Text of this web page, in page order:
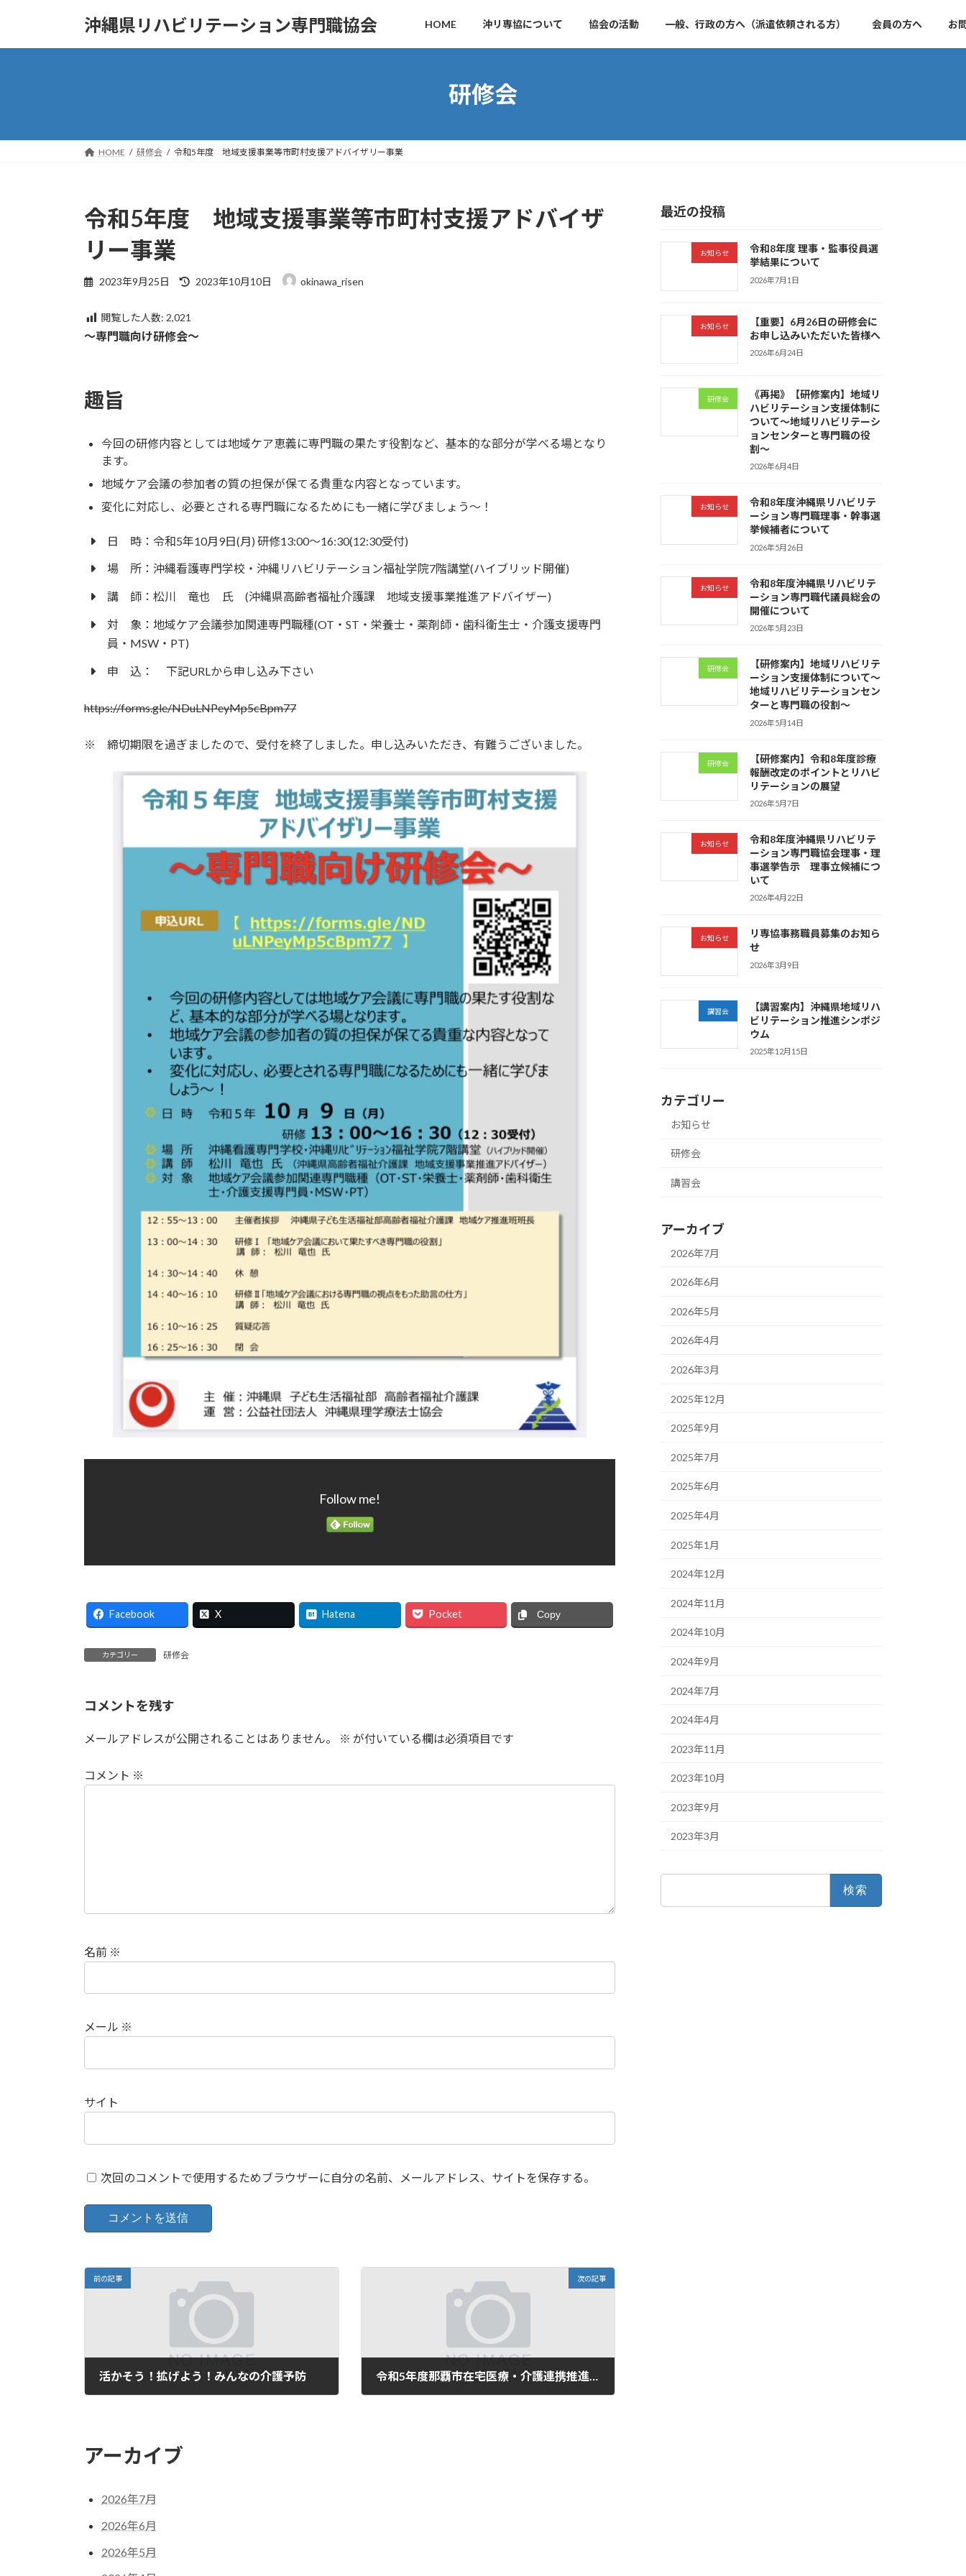
沖縄県リハビリテーション専門職協会 HOME 沖リ専協について 協会の活動 一般、行政の方へ（派遣依頼される方） 会員の方へ お
研修会
HOME 研修会 令和5年度 地域支援事業等市町村支援アドバイザリー事業
令和5年度 地域支援事業等市町村支援アドバイザ
リー事業
2023年9月25日
最
日
2023年10月10日 okinawa_risen
閲覧した人数: 2,021
〜専門職向け研修会〜
趣旨
今回の研修内容としては地域ケア恵義に専門職の果たす役割など、基本的な部分が学べる場となり
ます。
地域ケア会議の参加者の質の担保が保てる貴重な内容となっています。
変化に対応し、必要とされる専門職になるためにも一緒に学びましょう～！
日 時：令和5年10月9日(月) 研修13:00～16:30(12:30受付)
場 所：沖縄看護専門学校・沖縄リハビリテーション福祉学院7階講堂(ハイブリッド開催)
講 師：松川 竜也 氏 (沖縄県高齢者福祉介護課 地域支援事業推進アドバイザー)
対 象：地域ケア会議参加関連専門職種(OT・ST・栄養士・薬剤師・歯科衛生士・介護支援専門
員・MSW・PT)
申 込： 下記URLから申し込み下さい
https://forms.gle/NDuLNPeyMp5cBpm77
※ 締切期限を過ぎましたので、受付を終了しました。申し込みいただき、有難うございました。
Follow me!
Facebook X Hatena Pocket Copy
カテゴリー 研修会
コメントを残す
メールアドレスが公開されることはありません。 ※ が付いている欄は必須項目です
コメント ※
名前 ※
メール ※
サイト
次回のコメントで使用するためブラウザーに自分の名前、メールアドレス、サイトを保存する。
前の記事
活かそう！拡げよう！みんなの介護予防
次の記事
令和5年度那覇市在宅医療・介護連携推進事業のご案内
最近の投稿
お知らせ
令和8年度 理事・監事役員選
挙結果について
2026年7月1日
お知らせ
【重要】6月26日の研修会に
お申し込みいただいた皆様へ
2026年6月24日
研修会
《再掲》【研修案内】地域リ
ハビリテーション支援体制に
ついて〜地域リハビリテーシ
ョンセンターと専門職の役
割〜
2026年6月4日
お知らせ
令和8年度沖縄県リハビリテ
ーション専門職理事・幹事選
挙候補者について
2026年5月26日
お知らせ
令和8年度沖縄県リハビリテ
ーション専門職代議員総会の
開催について
2026年5月23日
研修会
【研修案内】地域リハビリテ
ーション支援体制について〜
地域リハビリテーションセン
ターと専門職の役割〜
2026年5月14日
研修会
【研修案内】令和8年度診療
報酬改定のポイントとリハビ
リテーションの展望
2026年5月7日
お知らせ
令和8年度沖縄県リハビリテ
ーション専門職協会理事・理
事選挙告示 理事立候補につ
いて
2026年4月22日
お知らせ
リ専協事務職員募集のお知ら
せ
2026年3月9日
講習会
【講習案内】沖縄県地域リハ
ビリテーション推進シンポジ
ウム
2025年12月15日
カテゴリー
お知らせ
研修会
講習会
アーカイブ
2026年7月
2026年6月
2026年5月
2026年4月
2026年3月
2025年12月
2025年9月
2025年7月
2025年6月
2025年4月
2025年1月
2024年12月
2024年11月
2024年10月
2024年9月
2024年7月
2024年4月
2023年11月
2023年10月
2023年9月
2023年3月
アーカイブ
2026年7月
2026年6月
2026年5月